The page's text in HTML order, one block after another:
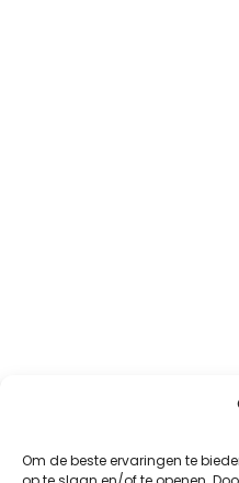
Om de beste ervaringen te